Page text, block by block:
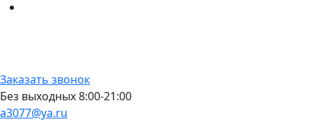
Заказать звонок
Без выходных 8:00-21:00
a3077@ya.ru